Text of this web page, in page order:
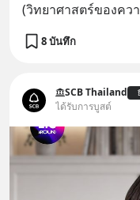
(วิทยาศาสตร์ของคว
8 บันทึก
SCB Thailand
ได้รับการบูสต์